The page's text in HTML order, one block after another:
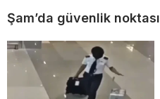
Şam’da güvenlik